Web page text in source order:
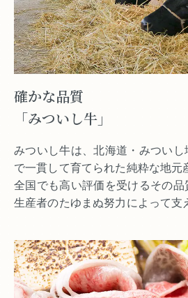
確かな品質
「みついし牛」
みついし牛は、北海道・みつい
で一貫して育てられた純粋な地元
全国でも高い評価を受けるその品
生産者のたゆまぬ努力によって支